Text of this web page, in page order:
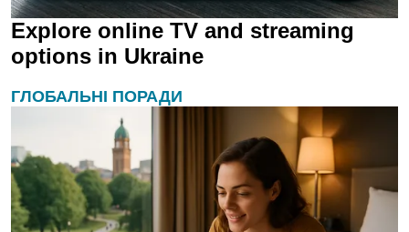
Explore online TV and streaming
options in Ukraine
ГЛОБАЛЬНІ ПОРАДИ